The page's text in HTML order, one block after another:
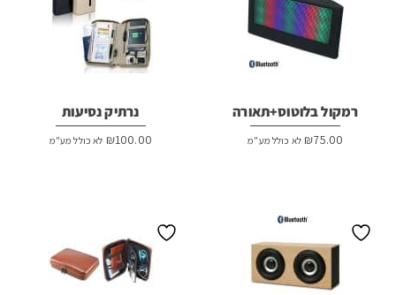
רמקול בלוטוס+תאורה
₪75.00 לא כולל מע"מ
נרתיק נסיעות
₪100.00 לא כולל מע"מ